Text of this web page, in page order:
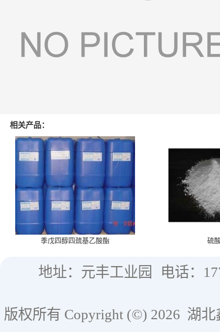
相关产品：
季戊四醇四巯基乙酸酯 硫
地址：元丰工业园 电话：
版权所有 Copyright (©) 2026 湖北